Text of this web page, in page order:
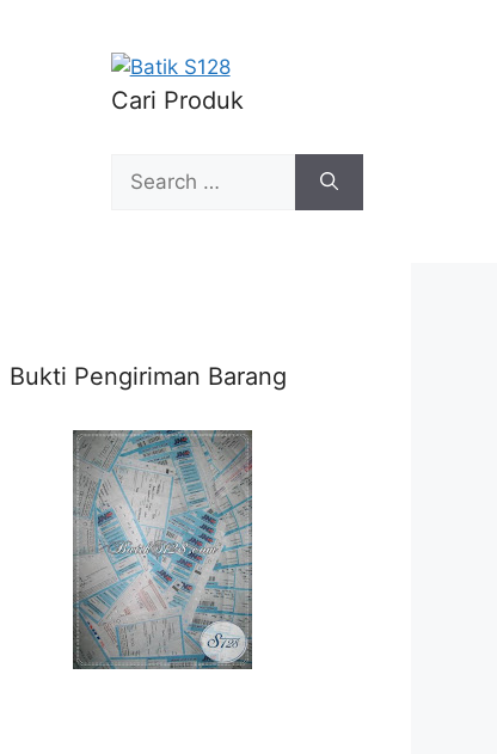
Cari Produk
Search
for:
Bukti Pengiriman Barang